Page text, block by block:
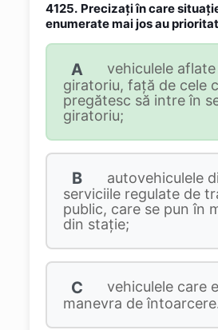
4125. Precizați în care
enumerate mai jos au
A
vehiculele
giratoriu, față de cele
pregătesc să intre în
giratoriu;
B
autovehiculele
serviciile regulate de
public, care se pun în
din stație;
C
vehiculele care
manevra de